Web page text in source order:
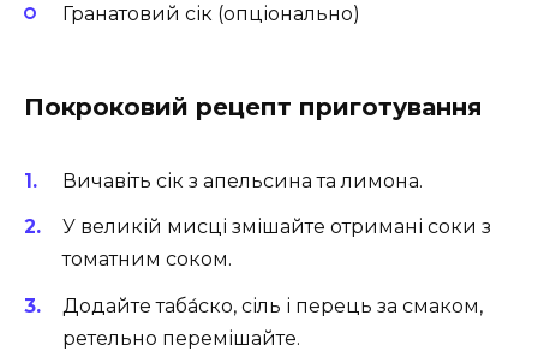
Гранатовий сік (опціонально)
Покроковий рецепт приготування
Вичавіть сік з апельсина та лимона.
У великій мисці змішайте отримані соки з
томатним соком.
Додайте таба́ско, сіль і перець за смаком,
ретельно перемішайте.